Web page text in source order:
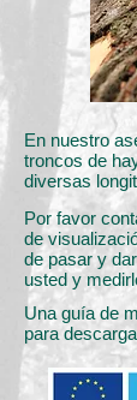
En nuestro
troncos de
diversas
Por favor
de
de pasar y
usted y
Una guía de
para